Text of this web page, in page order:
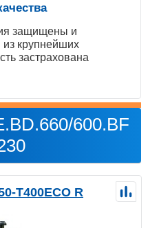
защищены и
крупнейших
застрахована
600.BF
T400ECO R